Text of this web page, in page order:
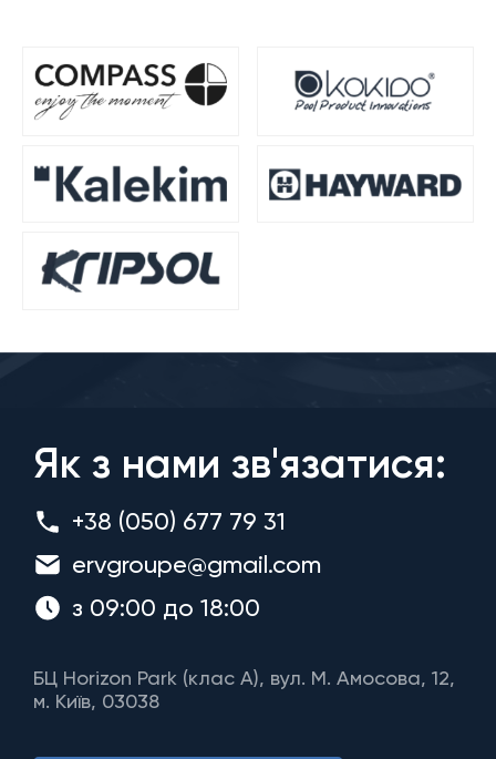
Як з нами зв'язатися:
+38 (050) 677 79 31
ervgroupe@gmail.com
з 09:00 до 18:00
БЦ Horizon Park (клас A), вул. М. Амосова, 12,
м. Київ, 03038